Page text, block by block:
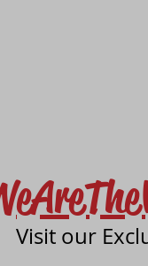
Visit our